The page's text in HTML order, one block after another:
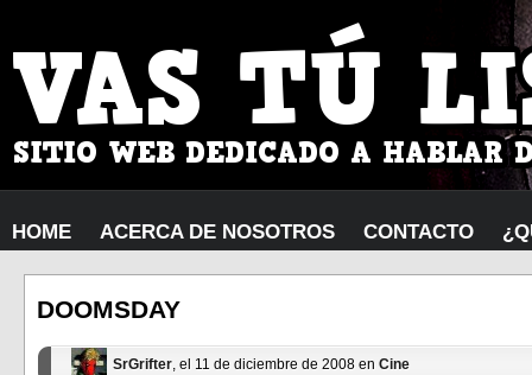
HOME ACERCA DE NOSOTROS CONTACTO
DOOMSDAY
SrGrifter, el 11 de diciembre de 2008 en Cine